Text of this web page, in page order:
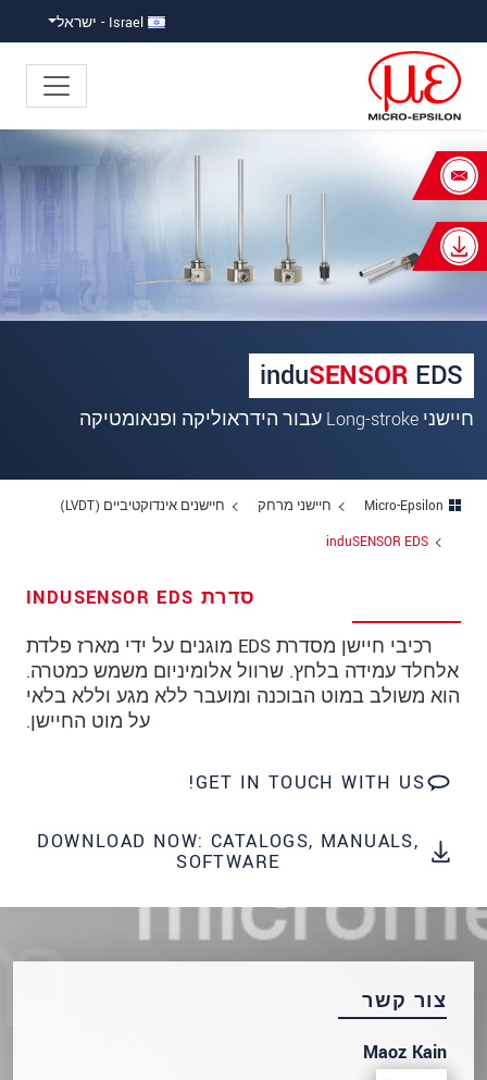
Israel - ישראל
induSENSOR EDS
חיישני Long-stroke עבור הידראוליקה ופנאומטיקה
Micro-Epsilon חיישני מרחק
חיישנים אינדוקטיביים (LVDT)
induSENSOR EDS
סדרת INDUSENSOR EDS
רכיבי חיישן מסדרת EDS מוגנים על ידי מארז פלדת
אלחלד עמידה בלחץ. שרוול אלומיניום משמש כמטרה.
הוא משולב במוט הבוכנה ומועבר ללא מגע וללא בלאי
על מוט החיישן.
GET IN TOUCH WITH US!
DOWNLOAD NOW: CATALOGS, MANUALS,
SOFTWARE
צור קשר
Maoz Kain
×
Your request for: induSENSOR EDS
כותרת*
שם פרטי
שם משפחה*
שם חברה
מיקוד
עיר *
כתובת דוא"ל*
ארץ*
* שדות חובה
הצהרת הפרטיות שלנו (באנגלית).